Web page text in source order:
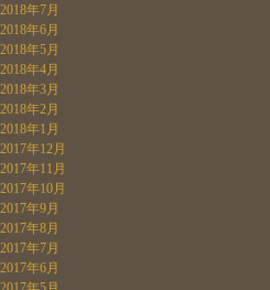
2018年7月
2018年6月
2018年5月
2018年4月
2018年3月
2018年2月
2018年1月
2017年12月
2017年11月
2017年10月
2017年9月
2017年8月
2017年7月
2017年6月